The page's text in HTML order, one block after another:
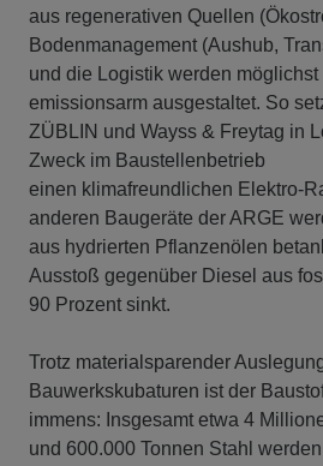
aus regenerativen Quellen
Bodenmanagement (Aushub,
und die Logistik werden
emissionsarm ausgestaltet. So
ZÜBLIN und Wayss & Freytag in
Zweck im Baustellenbetrieb
einen klimafreundlichen Elektro-
anderen Baugeräte der ARGE
aus hydrierten Pflanzenölen
Ausstoß gegenüber Diesel aus
90 Prozent sinkt.
Trotz materialsparender
Bauwerkskubaturen ist der
immens: Insgesamt etwa 4
und 600.000 Tonnen Stahl